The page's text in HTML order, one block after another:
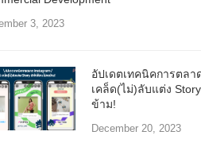
3, 2023
อัปเดตเทคนิคการตลา
เคล็ด(ไม่)ลับแต่ง
ข้าม!
December 20, 2023